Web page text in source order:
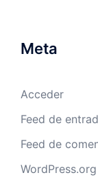
Meta
Acceder
Feed de
Feed de
WordPress.org